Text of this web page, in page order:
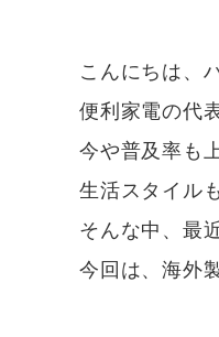
こんにちは、
便利家電の代
今や普及率も
生活スタイル
そんな中、最
今回は、海外